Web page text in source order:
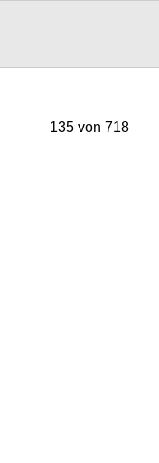
135 von 718